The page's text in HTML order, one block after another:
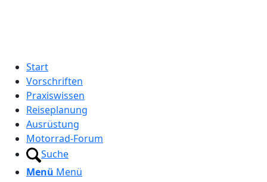
Start
Vorschriften
Praxiswissen
Reiseplanung
Ausrüstung
Motorrad-Forum
Suche
Menü Menü